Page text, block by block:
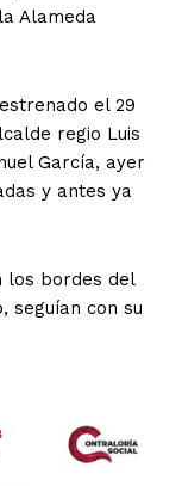
Alameda
el 29
regio Luis
García, ayer
y antes ya
los bordes del
seguían con su